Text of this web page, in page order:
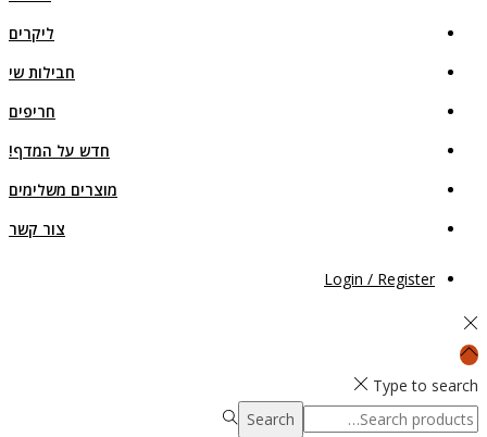
ליקרים
חבילות שי
חריפים
חדש על המדף!
מוצרים משלימים
צור קשר
Login / Register
Type to search
Search
Search